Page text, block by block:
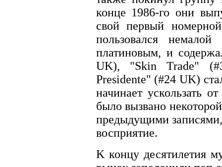
конце 1986-го они
свой первый
пользовался
платиновым, и
UK), "Skin Trade"
Presidente" (#24 UK)
начинает ускользать
было вызвано
предыдущими
восприятие.
K концу десятилетия